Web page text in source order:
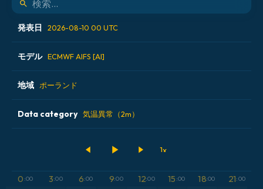
発表日 2026-08-10 00 UTC
2026-08-08 12 UTC
2026-08-09 00 UTC
2026-08-09 12 UTC
モデル ECMWF AIFS [AI]
ALADIN CZ 2.3 km
ECMWF AIFS [AI]
地域 ポーランド
アイスランド
Data category 気温異常（2m）
0 :00 3:00 6:00 9:00 12:00 15 :00 18:00 21:00